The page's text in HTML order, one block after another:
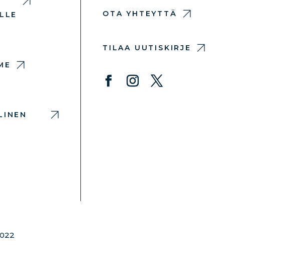
OTA YHTEYTTÄ
TILAA UUTISKIRJE